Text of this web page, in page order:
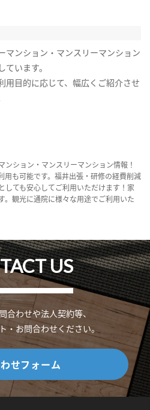
マンション・マンスリーマンション
ています。
用目的に応じて、幅広くご紹介させ
ション・マンスリーマンション情報！
用も可能です。福井出張・研修の経費削減
しても安心してご利用いただけます！家
。観光に通院に様々な用途でご利用いた
US
合わせや法人契約等、
・お問合わせください。
せフォーム